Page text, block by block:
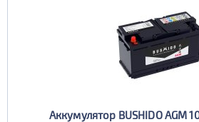
Аккумулятор BUSHIDO AGM